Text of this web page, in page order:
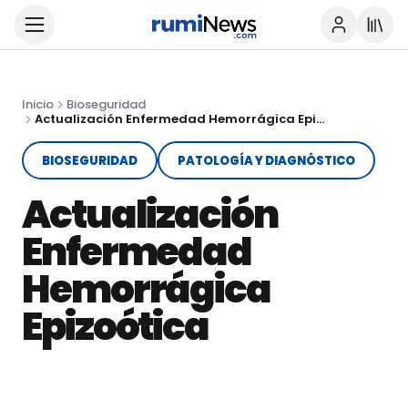
Inicio
Bioseguridad
Actualización Enfermedad Hemorrágica Epizoótica
BIOSEGURIDAD PATOLOGÍA Y DIAGNÓSTICO
Actualización
Enfermedad
Hemorrágica
Epizoótica